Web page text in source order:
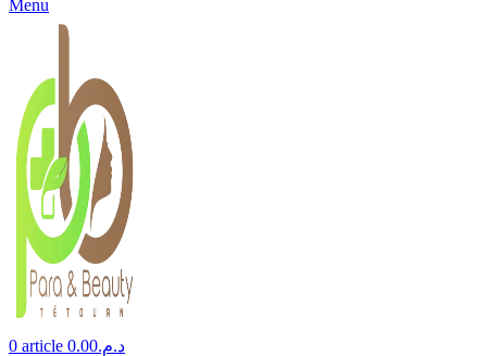
Menu
0 article د.م.0.00